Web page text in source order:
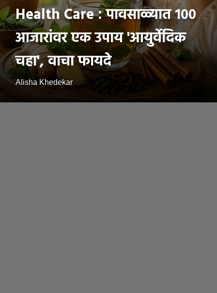
Health Care : पावसाळ्यात १००
आजारांवर एक उपाय 'आयुर्वेदिक
चहा', वाचा फायदे
Alisha Khedekar